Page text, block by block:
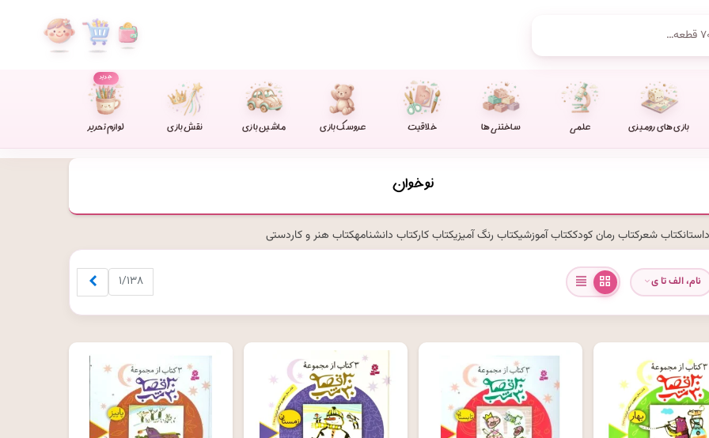
بازی های رومیزی علمی ساختنی ها خلاقیت عروسک بازی ماشین بازی نقش بازی لوازم تحریر
جدید
نوخوان
کتاب شعرکتاب رمان کودککتاب آموزشیکتاب رنگ آمیزیکتاب کارکتاب دانشنامهکتاب هنر و کاردستی
نام، الف تا ی ۱/۱۳۸